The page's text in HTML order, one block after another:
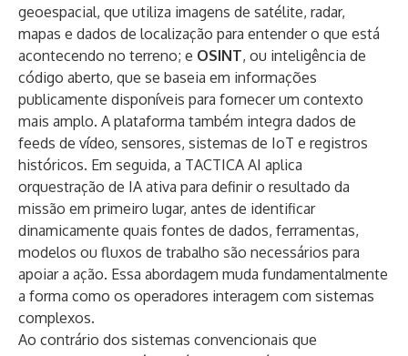
geoespacial, que utiliza imagens de satélite, radar,
mapas e dados de localização para entender o que está
acontecendo no terreno; e OSINT, ou inteligência de
código aberto, que se baseia em informações
publicamente disponíveis para fornecer um contexto
mais amplo. A plataforma também integra dados de
feeds de vídeo, sensores, sistemas de IoT e registros
históricos. Em seguida, a TACTICA AI aplica
orquestração de IA ativa para definir o resultado da
missão em primeiro lugar, antes de identificar
dinamicamente quais fontes de dados, ferramentas,
modelos ou fluxos de trabalho são necessários para
apoiar a ação. Essa abordagem muda fundamentalmente
a forma como os operadores interagem com sistemas
complexos.
Ao contrário dos sistemas convencionais que